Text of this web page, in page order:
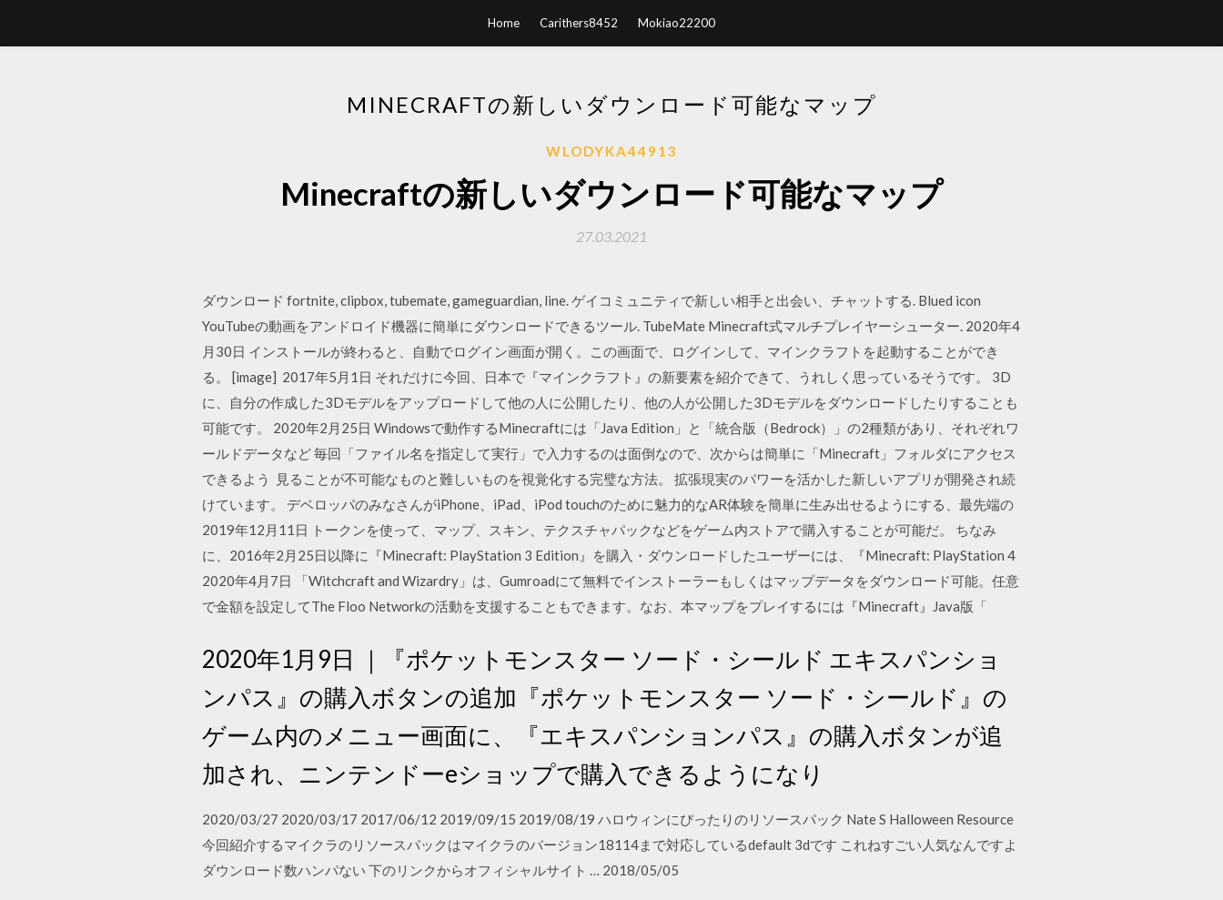
Home Carithers8452 Mokiao22200
MINECRAFTの新しいダウンロード可能なマップ
WLODYKA44913
Minecraftの新しいダウンロード可能なマップ
27.03.2021
ダウンロード fortnite, clipbox, tubemate, gameguardian, line. ゲイコミュニティで新しい相手と出会い、チャットする. Blued icon
YouTubeの動画をアンドロイド機器に簡単にダウンロードできるツール. TubeMate Minecraft式マルチプレイヤーシューター. 2020年4
月30日 インストールが終わると、自動でログイン画面が開く。この画面で、ログインして、マインクラフトを起動することができ
る。 [image] 2017年5月1日 それだけに今回、日本で『マインクラフト』の新要素を紹介できて、うれしく思っているそうです。 3D
に、自分の作成した3Dモデルをアップロードして他の人に公開したり、他の人が公開した3Dモデルをダウンロードしたりすることも
可能です。 2020年2月25日 Windowsで動作するMinecraftには「Java Edition」と「統合版（Bedrock）」の2種類があり、それぞれワ
ールドデータなど 毎回「ファイル名を指定して実行」で入力するのは面倒なので、次からは簡単に「Minecraft」フォルダにアクセス
できるよう 見ることが不可能なものと難しいものを視覚化する完璧な方法。 拡張現実のパワーを活かした新しいアプリが開発され続
けています。 デベロッパのみなさんがiPhone、iPad、iPod touchのために魅力的なAR体験を簡単に生み出せるようにする、最先端の
2019年12月11日 トークンを使って、マップ、スキン、テクスチャパックなどをゲーム内ストアで購入することが可能だ。 ちなみ
に、2016年2月25日以降に『Minecraft: PlayStation 3 Edition』を購入・ダウンロードしたユーザーには、『Minecraft: PlayStation 4
2020年4月7日 「Witchcraft and Wizardry」は、Gumroadにて無料でインストーラーもしくはマップデータをダウンロード可能。任意
で金額を設定してThe Floo Networkの活動を支援することもできます。なお、本マップをプレイするには『Minecraft』Java版「
2020年1月9日 ｜『ポケットモンスター ソード・シールド エキスパンショ
ンパス』の購入ボタンの追加『ポケットモンスター ソード・シールド』の
ゲーム内のメニュー画面に、『エキスパンションパス』の購入ボタンが追
加され、ニンテンドーeショップで購入できるようになり
2020/03/27 2020/03/17 2017/06/12 2019/09/15 2019/08/19 ハロウィンにぴったりのリソースパック Nate S Halloween Resource
今回紹介するマイクラのリソースパックはマイクラのバージョン18114まで対応しているdefault 3dです これねすごい人気なんですよ
ダウンロード数ハンパない 下のリンクからオフィシャルサイト … 2018/05/05